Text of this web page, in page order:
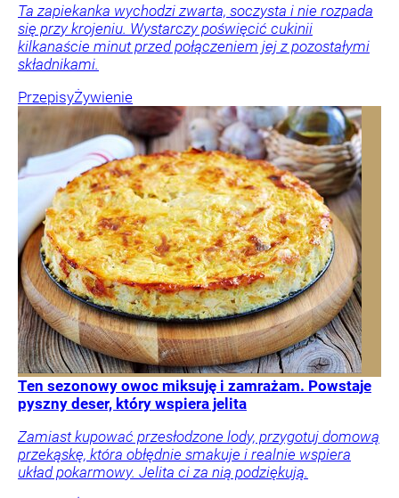
Ta zapiekanka wychodzi zwarta, soczysta i nie rozpada
się przy krojeniu. Wystarczy poświęcić cukinii
kilkanaście minut przed połączeniem jej z pozostałymi
składnikami.
PrzepisyŻywienie
Ten sezonowy owoc miksuję i zamrażam. Powstaje
pyszny deser, który wspiera jelita
Zamiast kupować przesłodzone lody, przygotuj domową
przekąskę, która obłędnie smakuje i realnie wspiera
układ pokarmowy. Jelita ci za nią podziękują.